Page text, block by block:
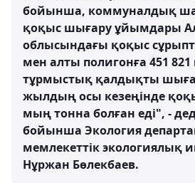
бойынша, коммуналдық
қоқыс шығару ұйымдары
облысындағы қоқыс
мен алты полигонға 451
тұрмыстық қалдықты
жылдың осы кезеңінде
мың тонна болған еді", -
бойынша Экология
мемлекеттік экологиялық
Нұржан Бөлекбаев.